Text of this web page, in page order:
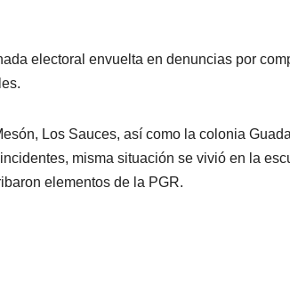
electoral envuelta en denuncias por
Los Sauces, así como la colonia
misma situación se vivió en la
elementos de la PGR.